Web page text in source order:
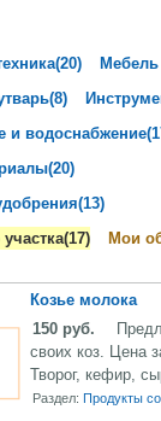
Мебель
и
Мои
Козье молока
150 руб.
своих коз. Цена
Творог, кефир,
Раздел: Продукты